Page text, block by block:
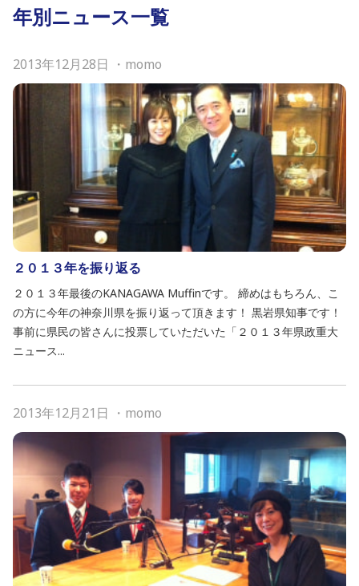
年別ニュース一覧
2013年12月28日 ・ momo
２０１３年を振り返る
２０１３年最後のKANAGAWA Muffinです。 締めはもちろん、こ
の方に今年の神奈川県を振り返って頂きます！ 黒岩県知事です！
事前に県民の皆さんに投票していただいた「２０１３年県政重大
ニュース...
2013年12月21日 ・ momo